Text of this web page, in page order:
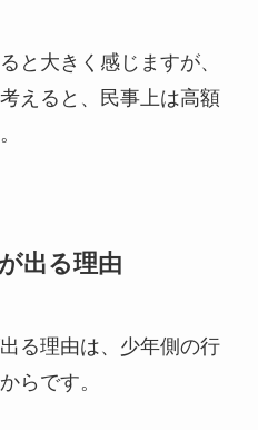
と大きく感じますが、
えると、民事上は高額
出る理由
る理由は、少年側の行
らです。